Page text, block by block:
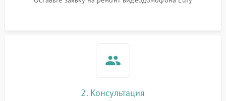
2. Консультация